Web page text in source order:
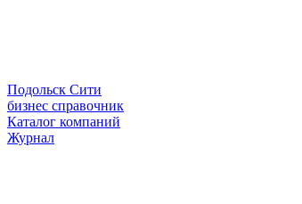
Подольск Сити
бизнес справочник
Каталог компаний
Журнал